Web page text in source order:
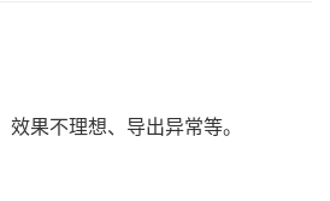
果不理想、导出异常等。